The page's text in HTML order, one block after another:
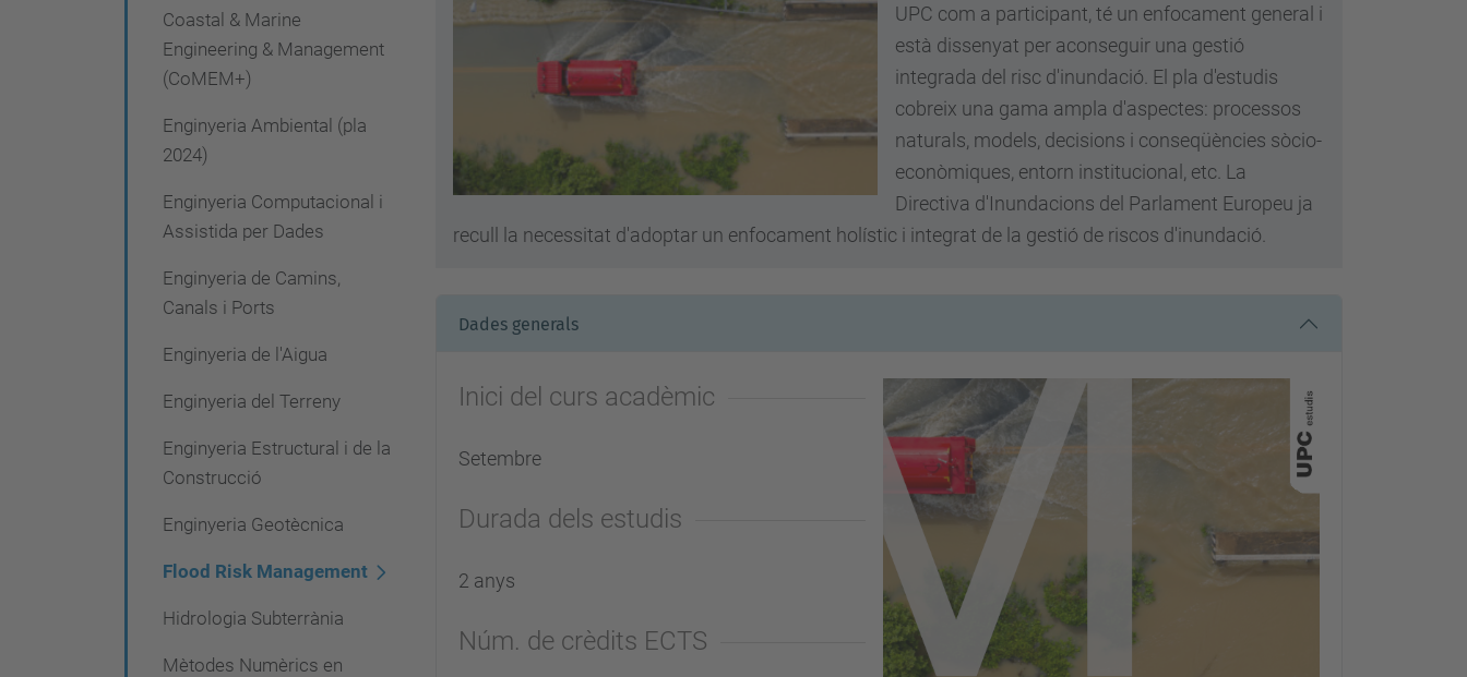
UPC com a participant, té un enfocament general i
està dissenyat per aconseguir una gestió
integrada del risc d'inundació. El pla d'estudis
cobreix una gama ampla d'aspectes: processos
naturals, models, decisions i conseqüències sòcio-
econòmiques, entorn institucional, etc. La
Directiva d'Inundacions del Parlament Europeu ja
recull la necessitat d'adoptar un enfocament holístic i integrat de la gestió de riscos d'inundació.
Dades generals
Inici del curs acadèmic
Setembre
Durada dels estudis
2 anys
Núm. de crèdits ECTS
Coastal & Marine
Engineering & Management
(CoMEM+)
Enginyeria Ambiental (pla
2024)
Enginyeria Computacional i
Assistida per Dades
Enginyeria de Camins,
Canals i Ports
Enginyeria de l'Aigua
Enginyeria del Terreny
Enginyeria Estructural i de la
Construcció
Enginyeria Geotècnica
Flood Risk Management
Hidrologia Subterrània
Mètodes Numèrics en